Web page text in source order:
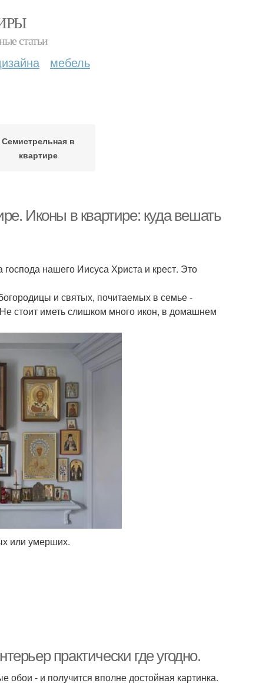
статьи
мебель
Семистрельная в
квартире
Иконы в квартире: куда вешать
нашего Иисуса Христа и крест. Это
и святых, почитаемых в семье -
стоит иметь слишком много икон, в домашнем
или умерших.
практически где угодно.
- и получится вполне достойная картинка.